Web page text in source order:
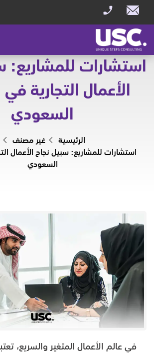
استشارات للمشاريع:
الأعمال التجارية
السعودي
الرئيسية
غير مصنف
استشارات للمشاريع: سبيل نجاح الأعمال
السعودي
في عالم الأعمال المتغير والسريع،